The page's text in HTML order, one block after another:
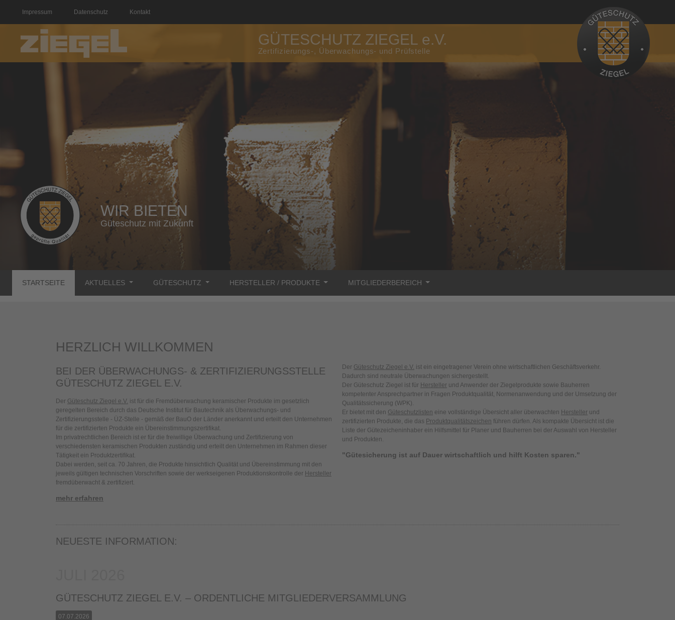
Impressum Datenschutz Kontakt
GÜTESCHUTZ ZIEGEL e.V.
Zertifizierungs-, Überwachungs- und Prüfstelle
WIR BIETEN
Güteschutz mit Zukunft
STARTSEITE AKTUELLES GÜTESCHUTZ HERSTELLER / PRODUKTE MITGLIEDERBEREICH
HERZLICH WILLKOMMEN
BEI DER ÜBERWACHUNGS- & ZERTIFIZIERUNGSSTELLE
GÜTESCHUTZ ZIEGEL E.V.
Der Güteschutz Ziegel e.V. ist für die Fremdüberwachung keramischer Produkte im gesetzlich
geregelten Bereich durch das Deutsche Institut für Bautechnik als Überwachungs- und
Zertifizierungsstelle - ÜZ-Stelle - gemäß der BauO der Länder anerkannt und erteilt den Unternehmen
für die zertifizierten Produkte ein Übereinstimmungszertifikat.
Im privatrechtlichen Bereich ist er für die freiwillige Überwachung und Zertifizierung von
verschiedensten keramischen Produkten zuständig und erteilt den Unternehmen im Rahmen dieser
Tätigkeit ein Produktzertifikat.
Dabei werden, seit ca. 70 Jahren, die Produkte hinsichtlich Qualität und Übereinstimmung mit den
jeweils gültigen technischen Vorschriften sowie der werkseigenen Produktionskontrolle der Hersteller
fremdüberwacht & zertifiziert.
mehr erfahren
Der Güteschutz Ziegel e.V. ist ein eingetragener Verein ohne wirtschaftlichen Geschäftsverkehr.
Dadurch sind neutrale Überwachungen sichergestellt.
Der Güteschutz Ziegel ist für Hersteller und Anwender der Ziegelprodukte sowie Bauherren
kompetenter Ansprechpartner in Fragen Produktqualität, Normenanwendung und der Umsetzung der
Qualitätssicherung (WPK).
Er bietet mit den Güteschutzlisten eine vollständige Übersicht aller überwachten Hersteller und
zertifizierten Produkte, die das Produktqualitätszeichen führen dürfen. Als kompakte Übersicht ist die
Liste der Gütezeicheninhaber ein Hilfsmittel für Planer und Bauherren bei der Auswahl von Hersteller
und Produkten.
"Gütesicherung ist auf Dauer wirtschaftlich und hilft Kosten sparen."
NEUESTE INFORMATION:
GÜTESCHUTZ ZIEGEL E.V. – ORDENTLICHE MITGLIEDERVERSAMMLUNG
07.07.2026